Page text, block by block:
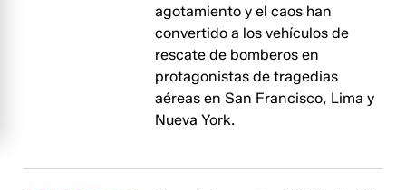
agotamiento y el caos han
convertido a los vehículos de
rescate de bomberos en
protagonistas de tragedias
aéreas en San Francisco, Lima y
Nueva York.